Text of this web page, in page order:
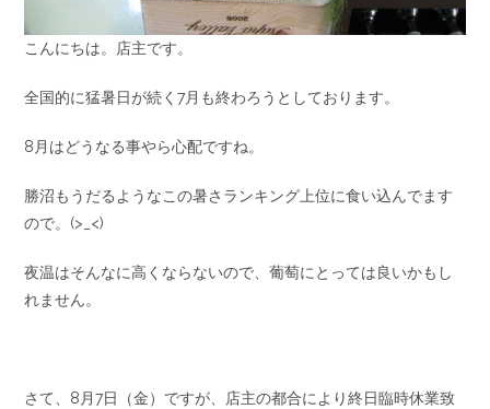
こんにちは。店主です。
全国的に猛暑日が続く7月も終わろうとしております。
8月はどうなる事やら心配ですね。
勝沼もうだるようなこの暑さランキング上位に食い込んでます
ので。(>_<)
夜温はそんなに高くならないので、葡萄にとっては良いかもし
れません。
さて、8月7日（金）ですが、店主の都合により終日臨時休業致